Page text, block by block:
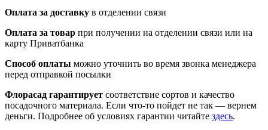
Оплата за доставку в отделении связи
Оплата за товар при получении на отделении связи или на
карту Приватбанка
Способ оплаты можно уточнить во время звонка менеджера
перед отправкой посылки
Флорасад гарантирует соответствие сортов и качество
посадочного материала. Если что-то пойдет не так — вернем
деньги. Подробнее об условиях гарантии читайте здесь.